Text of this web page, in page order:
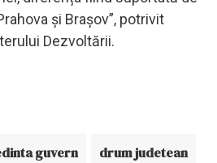
și Brașov”, potrivit
Dezvoltării.
guvern drum judetean